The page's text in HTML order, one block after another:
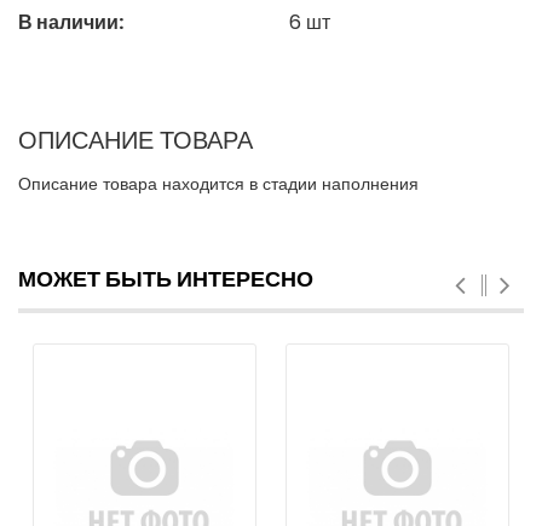
В наличии:
6 шт
ОПИСАНИЕ ТОВАРА
Описание товара находится в стадии наполнения
МОЖЕТ БЫТЬ ИНТЕРЕСНО